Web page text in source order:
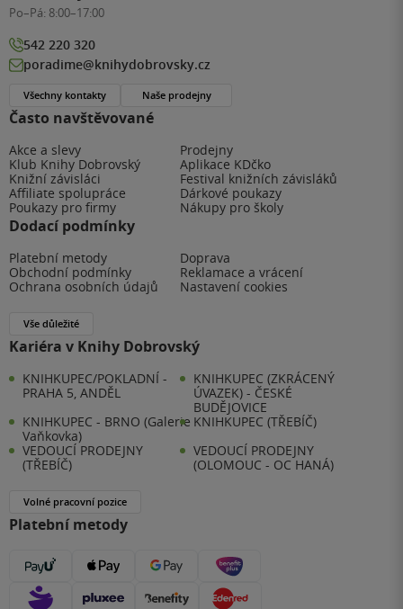
Často navštěvované
Akce a slevy
Prodejny
Klub Knihy Dobrovský
Aplikace KDčko
Knižní závisláci
Festival knižních závisláků
Affiliate spolupráce
Dárkové poukazy
Poukazy pro firmy
Nákupy pro školy
Dodací podmínky
Platební metody
Doprava
Obchodní podmínky
Reklamace a vrácení
Ochrana osobních údajů
Nastavení cookies
Vše důležité
Kariéra v Knihy Dobrovský
KNIHKUPEC/POKLADNÍ -
PRAHA 5, ANDĚL
KNIHKUPEC (ZKRÁCENÝ
ÚVAZEK) - ČESKÉ
BUDĚJOVICE
KNIHKUPEC - BRNO (Galerie
Vaňkovka)
KNIHKUPEC (TŘEBÍČ)
VEDOUCÍ PRODEJNY
(TŘEBÍČ)
VEDOUCÍ PRODEJNY
(OLOMOUC - OC HANÁ)
Volné pracovní pozice
Platební metody
Po–Pá: 8:00–17:00
542 220 320
poradime@knihydobrovsky.cz
Všechny kontakty Naše prodejny